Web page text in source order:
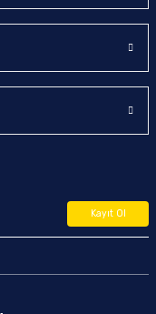
Kayıt Ol